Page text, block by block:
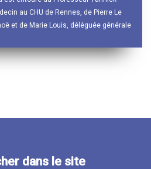
au CHU de Rennes, de Pierre Le
et de Marie Louis, déléguée générale
dans le site